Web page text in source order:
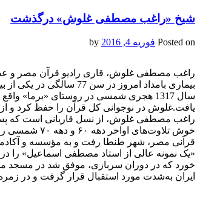
شيخ «راغب مصطفی غلوش» درگذشت
Posted on فوریه 4, 2016
راغب مصطفی غلوش، قاری رادیو قرآن مصر و
بیماری بامداد امروز
سال 1317 هجری شمسی در روستای «برما»
راغب مصطفی غلوش، از نسل قاریانی است که پس
خوش
قرآنی مصر، شهر طنطا رفت و به مؤسسه و
«یک نمونه عالى از استاد مصطفى اسماعیل» را
خورد که در دوران سربازی، موفق شد در مسجد
ایران به‌شدت مورد استقبال قرار گرفت و در